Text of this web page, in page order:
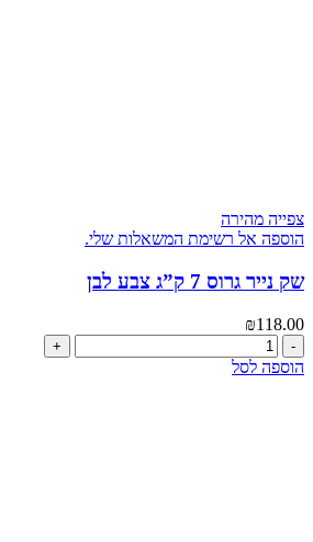
צפייה מהירה
הוספה אל רשימת המשאלות שלי.
שק נייר גרוס 7 ק”ג צבע לבן
₪118.00
כמות
של
הוספה לסל